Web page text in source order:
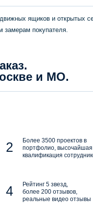
ящиков и открытых
замерам покупателя.
и МО.
Более 3500 проектов в
портфолио, высочайшая
квалификация
Рейтинг 5 звезд,
более 200 отзывов,
реальные видео отзывы